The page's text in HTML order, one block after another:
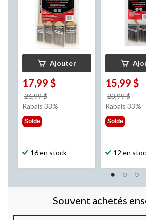
Ajouter
17,99 $
26,99 $
était
Rabais 33%
Solde
16 en stock
15,99 $
23,99 $
était
Rabais 33%
Solde
12 en
Souvent achetés